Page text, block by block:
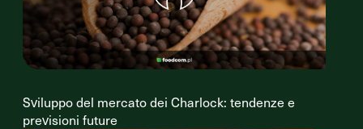
Sviluppo del mercato dei Charlock: tendenze e
previsioni future